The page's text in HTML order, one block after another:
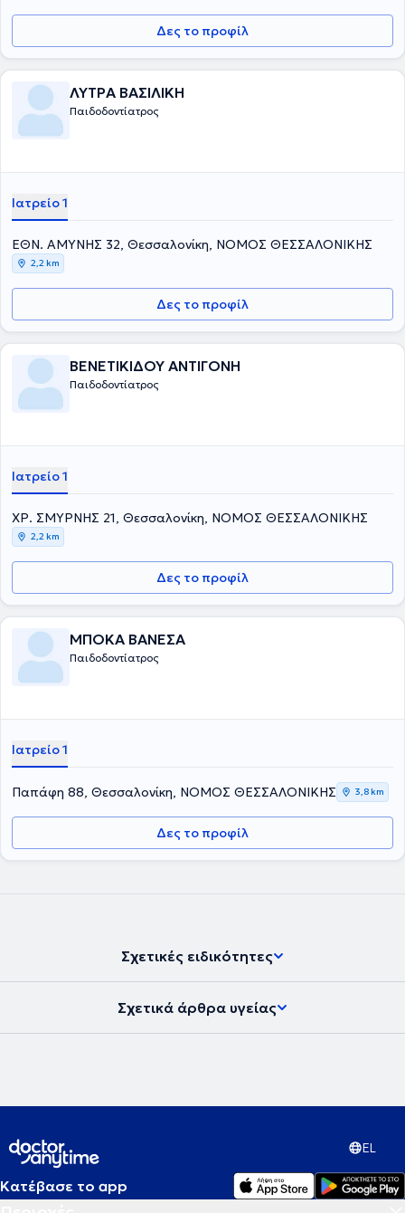
Δες το προφίλ
ΛΥΤΡΑ ΒΑΣΙΛΙΚΗ
Παιδοδοντίατρος
Ιατρείο 1
ΕΘΝ. ΑΜΥΝΗΣ 32, Θεσσαλονίκη, ΝΟΜΟΣ ΘΕΣΣΑΛΟΝΙΚΗΣ
2,2 km
Δες το προφίλ
ΒΕΝΕΤΙΚΙΔΟΥ ΑΝΤΙΓΟΝΗ
Παιδοδοντίατρος
Ιατρείο 1
ΧΡ. ΣΜΥΡΝΗΣ 21, Θεσσαλονίκη, ΝΟΜΟΣ ΘΕΣΣΑΛΟΝΙΚΗΣ
2,2 km
Δες το προφίλ
ΜΠΟΚΑ ΒΑΝΕΣΑ
Παιδοδοντίατρος
Ιατρείο 1
Παπάφη 88, Θεσσαλονίκη, ΝΟΜΟΣ ΘΕΣΣΑΛΟΝΙΚΗΣ 3,8 km
Δες το προφίλ
Σχετικές ειδικότητες
Σχετικά άρθρα υγείας
EL
Κατέβασε το app